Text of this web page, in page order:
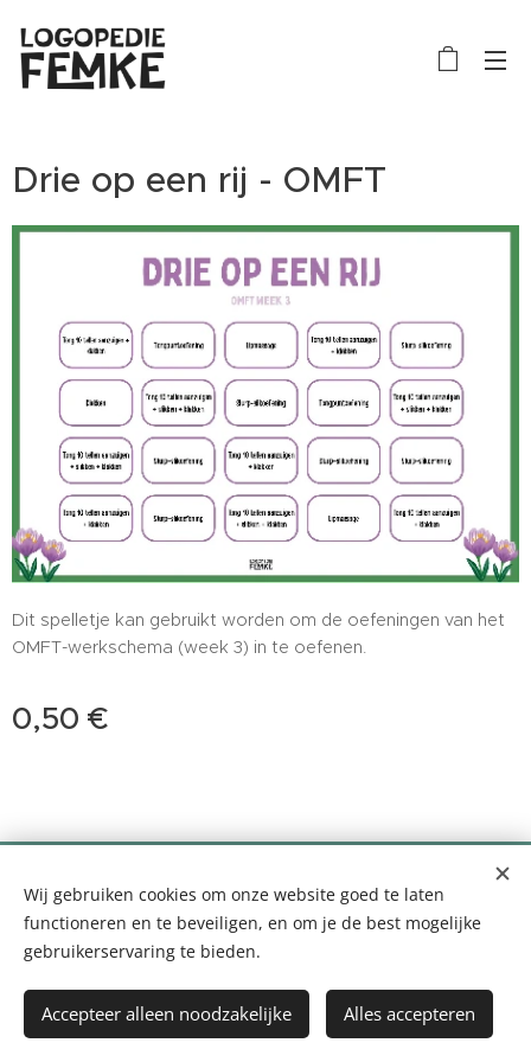
Drie op een rij - OMFT
Dit spelletje kan gebruikt worden om de oefeningen van het
OMFT-werkschema (week 3) in te oefenen.
0,50 €
Toevoegen aan de winkelwagen
Louis Segersstraat 14, 2880 Bornem
Cookies
Wij gebruiken cookies om onze website goed te laten
functioneren en te beveiligen, en om je de best mogelijke
gebruikerservaring te bieden.
Accepteer alleen noodzakelijke Alles accepteren